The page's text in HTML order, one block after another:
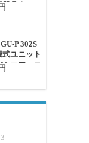
具台)
P 302S
ユニット
エアーコ